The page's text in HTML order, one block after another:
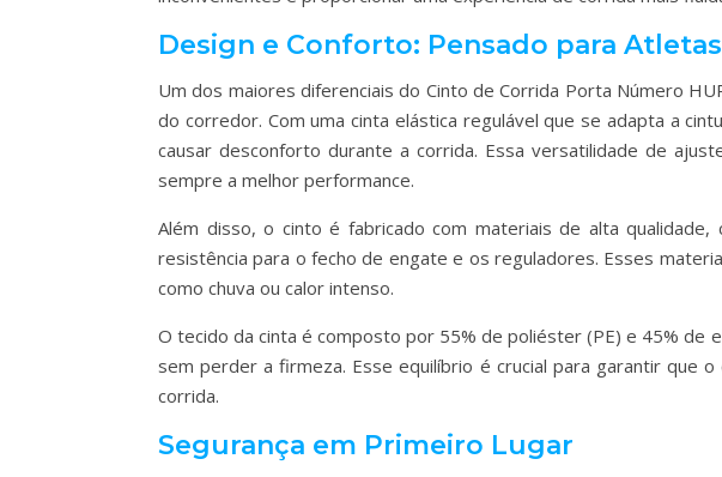
Design e Conforto: Pensado para Atletas
Um dos maiores diferenciais do Cinto de Corrida Porta Número
do corredor. Com uma cinta elástica regulável que se adapta a
causar desconforto durante a corrida. Essa versatilidade de
sempre a melhor performance.
Além disso, o cinto é fabricado com materiais de alta
resistência para o fecho de engate e os reguladores. Esses
como chuva ou calor intenso.
O tecido da cinta é composto por 55% de poliéster (PE) e 45% de
sem perder a firmeza. Esse equilíbrio é crucial para garantir que
corrida.
Segurança em Primeiro Lugar